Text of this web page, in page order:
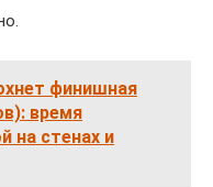
финишная
время
на стенах и